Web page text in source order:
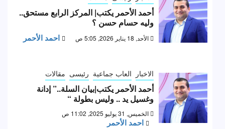
أحمد الأحمر يكتب| المركز الرابع مستحق..
وليه حسام حسن ؟
الأحد, 18 يناير 2026, 5:05 ص احمد الأحمر
الاخبار العاب جماعية رئيسى مقالات
أحمد الأحمر يكتب|بيان السلة..” إدانة
وغسيل يد .. وليس بطولة “
الخميس, 31 يوليو 2025, 11:02 ص
احمد الأحمر